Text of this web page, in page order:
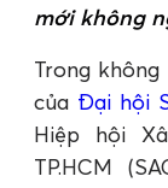
mới không
Trong
của Đại hội
Hiệp hội
TP.HCM